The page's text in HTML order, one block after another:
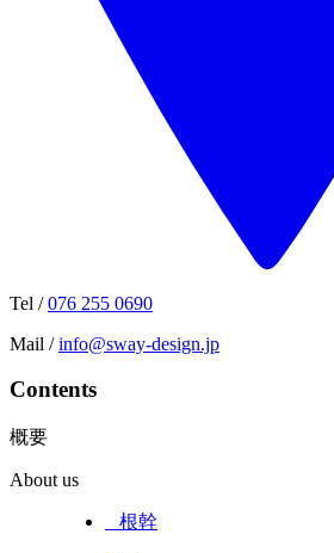
Tel /076 255 0690
Mail /info@sway-design.jp
Contents
概要
About us
_ 根幹